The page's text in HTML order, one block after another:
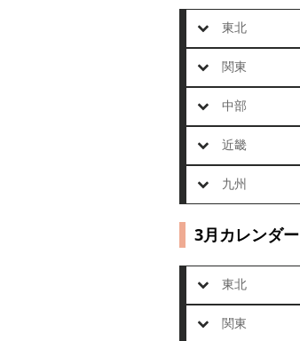
東北
関東
中部
近畿
九州
3月カレンダー
東北
関東